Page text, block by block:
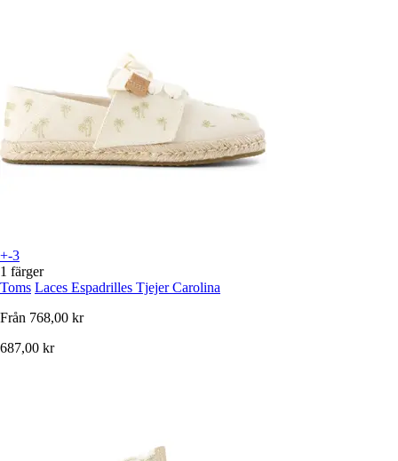
+-3
1 färger
Toms Laces Espadrilles Tjejer Carolina
Från 768,00 kr
687,00 kr